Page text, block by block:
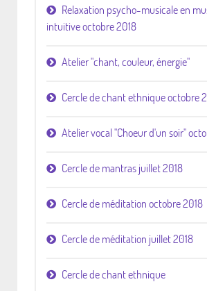
Relaxation psycho-musicale en
intuitive octobre 2018
Atelier "chant, couleur, énergie"
Cercle de chant ethnique octobre
Atelier vocal "Choeur d'un soir"
Cercle de mantras juillet 2018
Cercle de méditation octobre 2018
Cercle de méditation juillet 2018
Cercle de chant ethnique